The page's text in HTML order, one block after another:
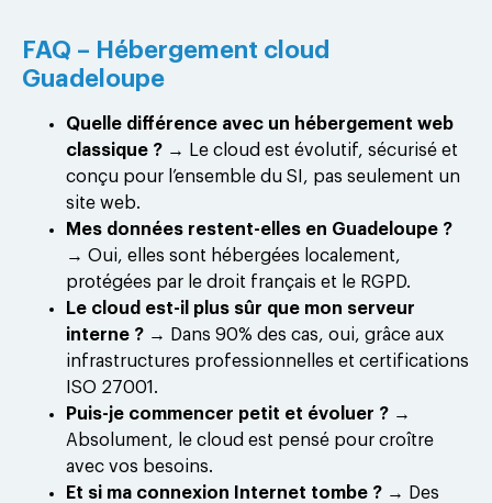
FAQ – Hébergement cloud
Guadeloupe
Quelle différence avec un hébergement web
classique ? → Le cloud est évolutif, sécurisé et
conçu pour l’ensemble du SI, pas seulement un
site web.
Mes données restent-elles en Guadeloupe ?
→ Oui, elles sont hébergées localement,
protégées par le droit français et le RGPD.
Le cloud est-il plus sûr que mon serveur
interne ? → Dans 90% des cas, oui, grâce aux
infrastructures professionnelles et certifications
ISO 27001.
Puis-je commencer petit et évoluer ? →
Absolument, le cloud est pensé pour croître
avec vos besoins.
Et si ma connexion Internet tombe ? → Des